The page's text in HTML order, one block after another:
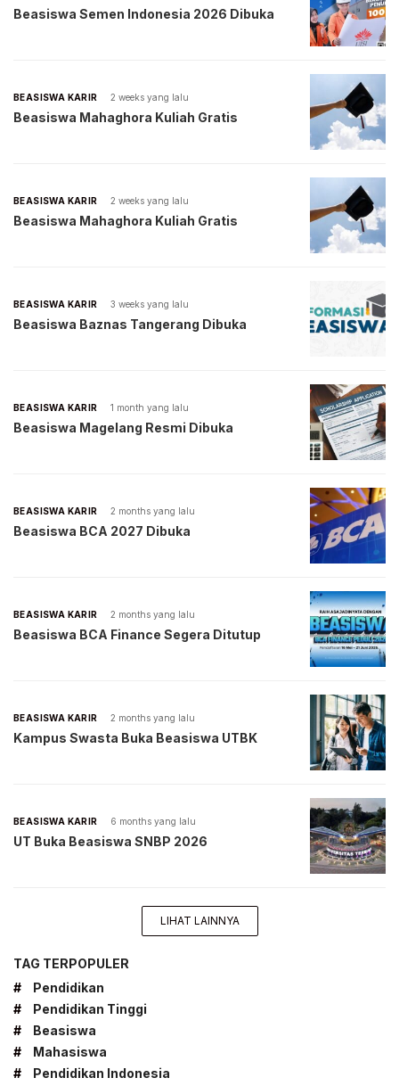
Beasiswa Semen Indonesia 2026 Dibuka
BEASISWA KARIR 2 weeks yang lalu
Beasiswa Mahaghora Kuliah Gratis
BEASISWA KARIR 2 weeks yang lalu
Beasiswa Mahaghora Kuliah Gratis
BEASISWA KARIR 3 weeks yang lalu
Beasiswa Baznas Tangerang Dibuka
BEASISWA KARIR 1 month yang lalu
Beasiswa Magelang Resmi Dibuka
BEASISWA KARIR 2 months yang lalu
Beasiswa BCA 2027 Dibuka
BEASISWA KARIR 2 months yang lalu
Beasiswa BCA Finance Segera Ditutup
BEASISWA KARIR 2 months yang lalu
Kampus Swasta Buka Beasiswa UTBK
BEASISWA KARIR 6 months yang lalu
UT Buka Beasiswa SNBP 2026
LIHAT LAINNYA
TAG TERPOPULER
#
Pendidikan
#
Pendidikan Tinggi
#
Beasiswa
#
Mahasiswa
#
Pendidikan Indonesia